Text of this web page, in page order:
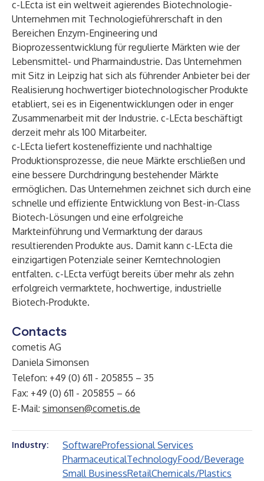
c-LEcta ist ein weltweit agierendes Biotechnologie-
Unternehmen mit Technologieführerschaft in den
Bereichen Enzym-Engineering und
Bioprozessentwicklung für regulierte Märkten wie der
Lebensmittel- und Pharmaindustrie. Das Unternehmen
mit Sitz in Leipzig hat sich als führender Anbieter bei der
Realisierung hochwertiger biotechnologischer Produkte
etabliert, sei es in Eigenentwicklungen oder in enger
Zusammenarbeit mit der Industrie. c-LEcta beschäftigt
derzeit mehr als 100 Mitarbeiter.
c-LEcta liefert kosteneffiziente und nachhaltige
Produktionsprozesse, die neue Märkte erschließen und
eine bessere Durchdringung bestehender Märkte
ermöglichen. Das Unternehmen zeichnet sich durch eine
schnelle und effiziente Entwicklung von Best-in-Class
Biotech-Lösungen und eine erfolgreiche
Markteinführung und Vermarktung der daraus
resultierenden Produkte aus. Damit kann c-LEcta die
einzigartigen Potenziale seiner Kerntechnologien
entfalten. c-LEcta verfügt bereits über mehr als zehn
erfolgreich vermarktete, hochwertige, industrielle
Biotech-Produkte.
Contacts
cometis AG
Daniela Simonsen
Telefon: +49 (0) 611 - 205855 – 35
Fax: +49 (0) 611 - 205855 – 66
E-Mail: simonsen@cometis.de
Industry: SoftwareProfessional Services
PharmaceuticalTechnologyFood/Beverage
Small BusinessRetailChemicals/Plastics